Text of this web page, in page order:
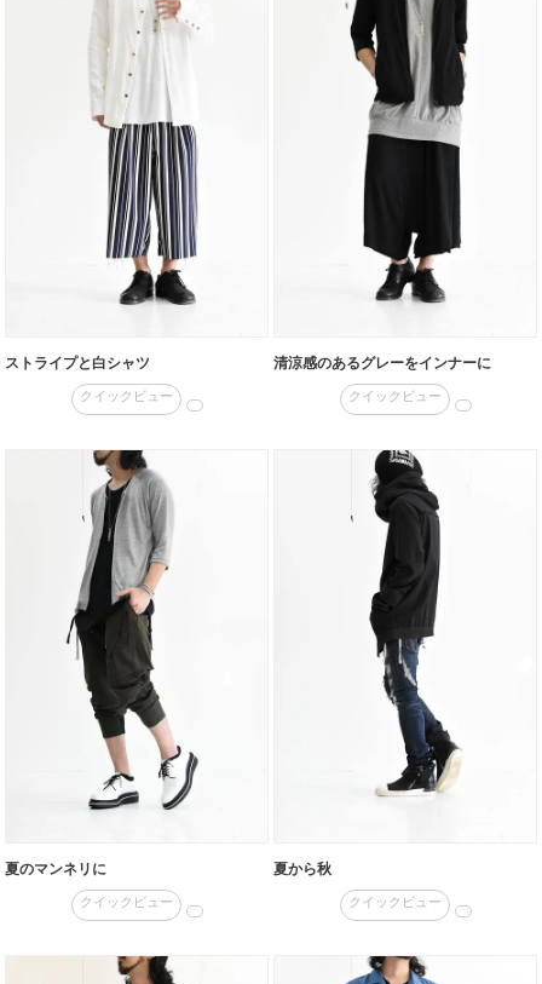
ストライプと白シャツ
クイックビュー
清涼感のあるグレーをインナーに
クイックビュー
夏のマンネリに
クイックビュー
夏から秋
クイックビュー